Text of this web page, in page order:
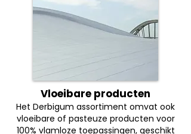
Vloeibare producten
Het Derbigum assortiment omvat ook
vloeibare of pasteuze producten voor
100% vlamloze toepassingen, geschikt